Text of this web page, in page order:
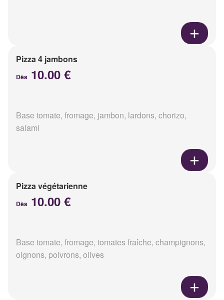
Pizza 4 jambons
Dès 10.00 €
Base tomate, fromage, jambon, lardons, chorizo,
salami
Pizza végétarienne
Dès 10.00 €
Base tomate, fromage, tomates fraîche, champignons,
oignons, poivrons, olives